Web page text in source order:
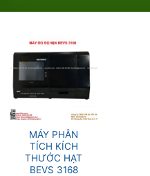
MÁY PHÂN
TÍCH KÍCH
THƯỚC HẠT
BEVS 3168